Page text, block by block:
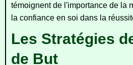
témoignent de l'importance de la
la confiance en soi dans la
Les Stratégies
de But